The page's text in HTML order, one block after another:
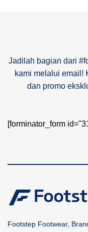
Jadilah bagian dari
kami melalui email!
dan promo
[forminator_form
Footstep Footwear,